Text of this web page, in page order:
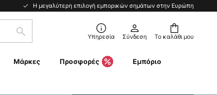
Η μεγαλύτερη επιλογή εμπορικών σημάτων στην Ευρώπη
Το καλάθι μου
Αναζήτηση Υπηρεσία Σύνδεση
Μάρκες Προσφορές Εμπόριο